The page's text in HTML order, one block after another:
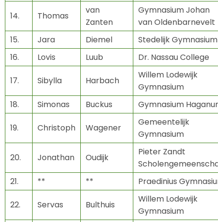
14. Thomas
van
Zanten
Gymnasium Johan
van Oldenbarnevelt
15.
Jara Diemel
Stedelijk Gymnasium
16.
Lovis Luub Dr. Nassau College
17. Sibylla Harbach
Willem Lodewijk
Gymnasium
18.
Simonas Buckus Gymnasium
19. Christoph Wagener
Gemeentelijk
Gymnasium
20. Jonathan Oudijk
Pieter Zandt
21.
** ** Praedinius
22. Servas Bulthuis
Willem Lodewijk
Gymnasium